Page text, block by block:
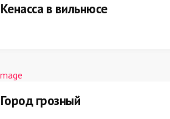
Кенасса в вильнюсе
Город грозный